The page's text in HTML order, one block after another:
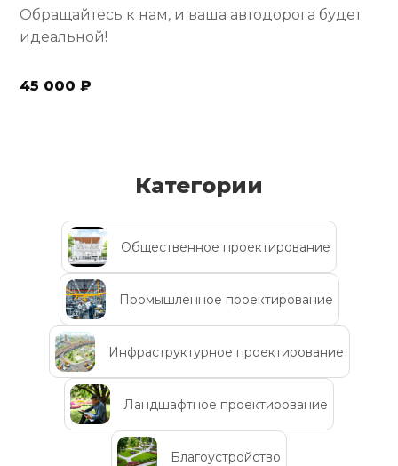
Обращайтесь к нам, и ваша автодорога будет
идеальной!
45 000 ₽
Категории
Общественное проектирование
Промышленное проектирование
Инфраструктурное проектирование
Ландшафтное проектирование
Благоустройство